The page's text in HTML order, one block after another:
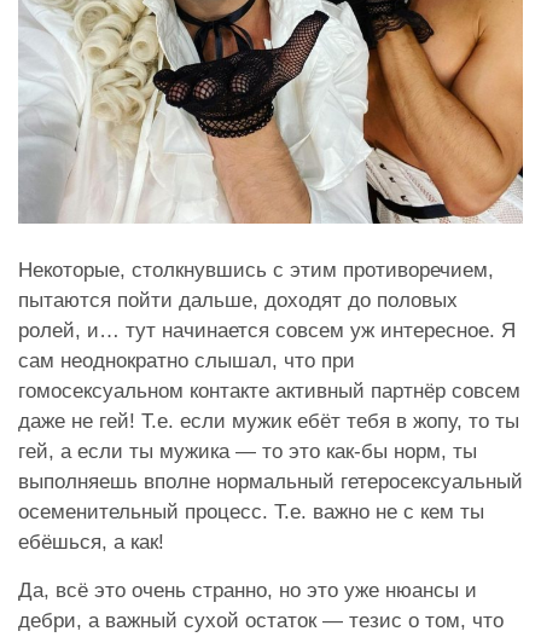
Некоторые, столкнувшись с этим противоречием,
пытаются пойти дальше, доходят до половых
ролей, и… тут начинается совсем уж интересное. Я
сам неоднократно слышал, что при
гомосексуальном контакте активный партнёр совсем
даже не гей! Т.е. если мужик ебёт тебя в жопу, то ты
гей, а если ты мужика — то это как-бы норм, ты
выполняешь вполне нормальный гетеросексуальный
осеменительный процесс. Т.е. важно не с кем ты
ебёшься, а как!
Да, всё это очень странно, но это уже нюансы и
дебри, а важный сухой остаток — тезис о том, что